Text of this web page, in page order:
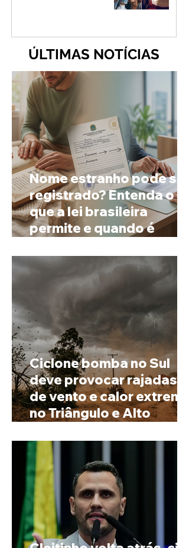
ÚLTIMAS NOTÍCIAS
Nome estranho pode ser
registrado? Entenda o
que a lei brasileira
permite e quando é
prenome
Ciclone bomba no Sul
deve provocar rajadas
de vento e calor extremo
no Triângulo e Alto